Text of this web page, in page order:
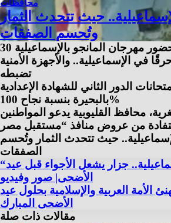
محافظات
حيث تتحدث الثمار
وتُحسم الصفقات
مهرجان المانجو بالإسماعيلية
في الإسماعيلية.. والأجهزة الأمنية
تضبطه
الدور الثاني للشهادة الإعدادية
بالبحيرة بنسبة نجاح 100%
محافظ القليوبية يدعو المواطنين
حيث تتحدث الثمار وتُحسم
الصفقات
“بوحة” وصل الإسماعيلية.. جزار يشعل الأجواء قبل عيد
الأضحى| صور وفيديو
الأمة العربية والإسلامية بحلول عيد
الأضحى المبارك
مقالات ذات صلة